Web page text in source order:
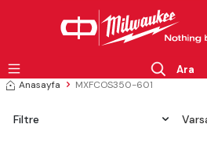
Ara
Anasayfa MXFCOS350-601
Filtre